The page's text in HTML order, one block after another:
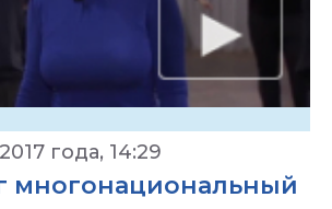
года, 14:29
многонациональный